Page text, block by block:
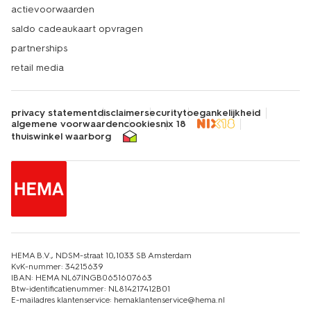
actievoorwaarden
saldo cadeaukaart opvragen
partnerships
retail media
privacy statementdisclaimersecuritytoegankelijkheid
algemene voorwaardencookiesnix 18
thuiswinkel waarborg
HEMA B.V., NDSM-straat 10,1033 SB Amsterdam
KvK-nummer: 34215639
IBAN: HEMA NL67INGB0651607663
Btw-identificatienummer: NL814217412B01
E-mailadres klantenservice: hemaklantenservice@hema.nl